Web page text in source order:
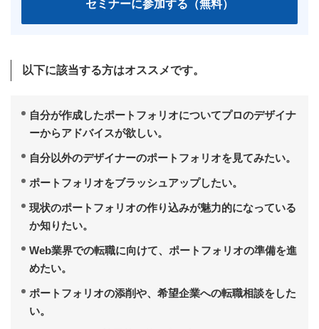
以下に該当する方はオススメです。
自分が作成したポートフォリオについてプロのデザイナ
ーからアドバイスが欲しい。
自分以外のデザイナーのポートフォリオを見てみたい。
ポートフォリオをブラッシュアップしたい。
現状のポートフォリオの作り込みが魅力的になっている
か知りたい。
Web業界での転職に向けて、ポートフォリオの準備を進
めたい。
ポートフォリオの添削や、希望企業への転職相談をした
い。